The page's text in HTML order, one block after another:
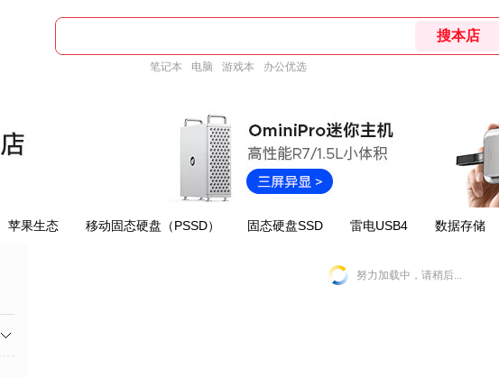
笔记本 电脑 游戏本 办公优选
苹果生态 移动固态硬盘（PSSD） 固态硬盘SSD 雷电USB4 数据存储
努力加载中，请稍后...